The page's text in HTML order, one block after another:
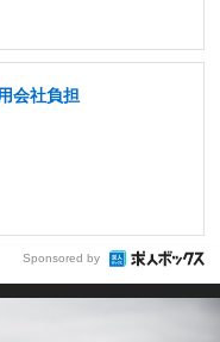
会社負担
Sponsored by